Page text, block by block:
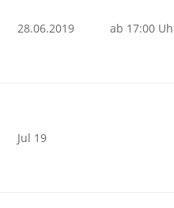
28.06.2019 ab 17:00
Jul 19